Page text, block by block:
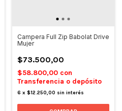
Campera Full Zip Babolat Drive
Mujer
$73.500,00
$58.800,00 con
Transferencia o depósito
6 x $12.250,00 sin interés